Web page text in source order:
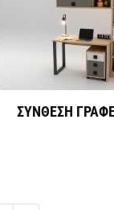
ΣΥΝΘΕΣΗ